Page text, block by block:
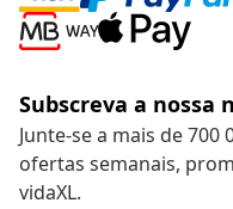
Subscreva a nossa
Junte-se a mais de
ofertas semanais,
vidaXL.